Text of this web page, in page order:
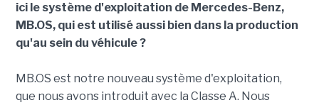
ici le système d'exploitation de Mercedes-Benz,
MB.OS, qui est utilisé aussi bien dans la production
qu'au sein du véhicule ?
MB.OS est notre nouveau système d'exploitation,
que nous avons introduit avec la Classe A. Nous